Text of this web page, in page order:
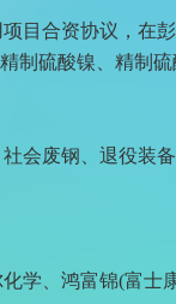
合资协议，在
制硫酸镍、精制
会废钢、退役装
学、鸿富锦(富